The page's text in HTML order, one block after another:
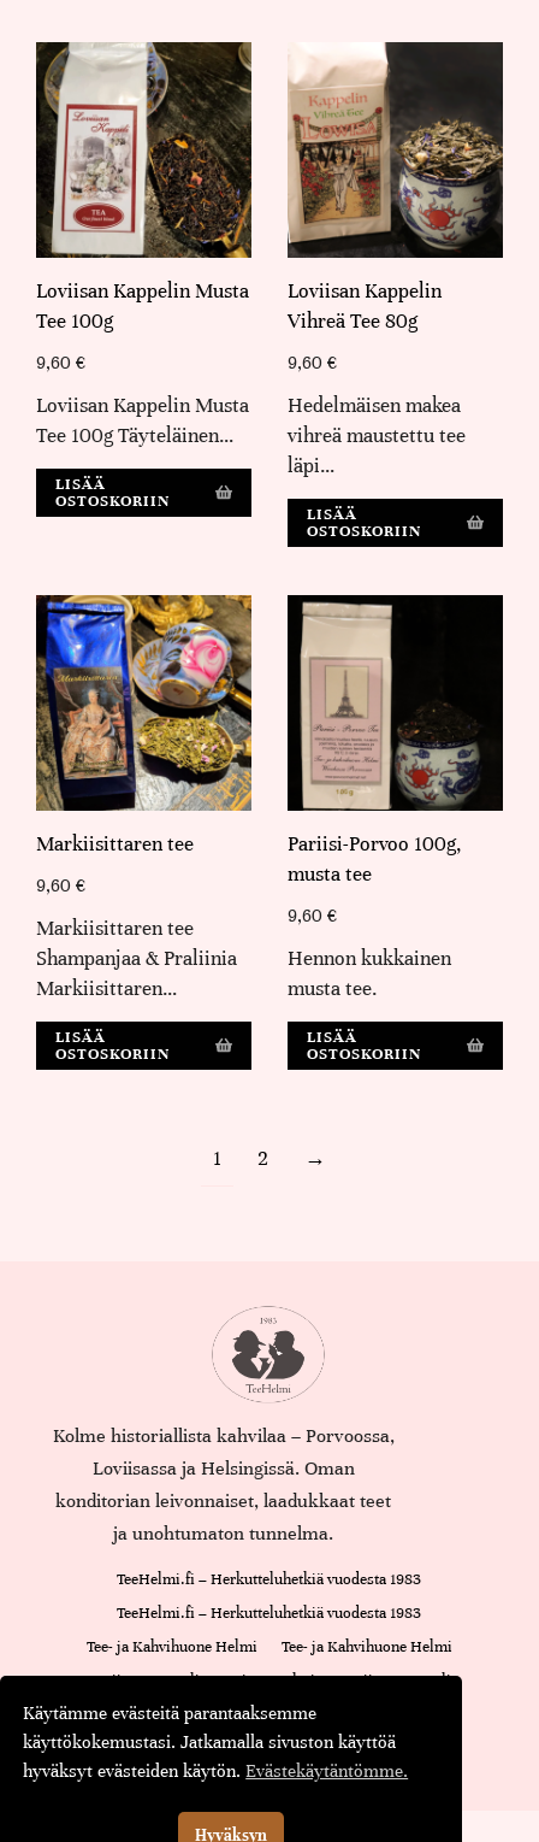
Loviisan Kappelin Musta
Tee 100g
9,60 €
Loviisan Kappelin Musta
Tee 100g Täyteläinen…
LISÄÄ
OSTOSKORIIN
Loviisan Kappelin
Vihreä Tee 80g
9,60 €
Hedelmäisen makea
vihreä maustettu tee
läpi…
LISÄÄ
OSTOSKORIIN
Markiisittaren tee
9,60 €
Markiisittaren tee
Shampanjaa & Praliinia
Markiisittaren…
LISÄÄ
OSTOSKORIIN
Pariisi-Porvoo 100g,
musta tee
9,60 €
Hennon kukkainen
musta tee.
LISÄÄ
OSTOSKORIIN
1 2 →
Kolme historiallista kahvilaa – Porvoossa,
Loviisassa ja Helsingissä. Oman
konditorian leivonnaiset, laadukkaat teet
ja unohtumaton tunnelma.
TeeHelmi.fi – Herkutteluhetkiä vuodesta 1983
TeeHelmi.fi – Herkutteluhetkiä vuodesta 1983
Tee- ja Kahvihuone Helmi
Tee- ja Kahvihuone Helmi
Loviisan Kappeli
Cajsan Helmi
Loviisan Kappeli
Oiva-raportti
Cajsan Helmi
Maustamaton tee
Maustettu tee Musta tee
Käytämme evästeitä parantaaksemme
käyttökokemustasi. Jatkamalla sivuston käyttöä
hyväksyt evästeiden käytön.Evästekäytäntömme.
Hyväksyn